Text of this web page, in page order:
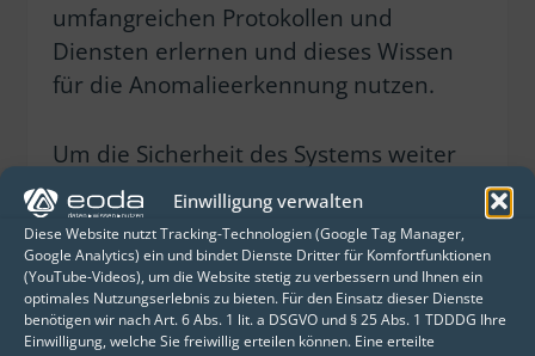
Einwilligung verwalten
Diese Website nutzt Tracking-Technologien (Google Tag Manager,
Google Analytics) ein und bindet Dienste Dritter für Komfortfunktionen
(YouTube-Videos), um die Website stetig zu verbessern und Ihnen ein
optimales Nutzungserlebnis zu bieten. Für den Einsatz dieser Dienste
benötigen wir nach Art. 6 Abs. 1 lit. a DSGVO und § 25 Abs. 1 TDDDG Ihre
Einwilligung, welche Sie freiwillig erteilen können. Eine erteilte
umfangreichen Protokollen und
Diensten erlernen und dieses Wissen
für die Anomalieerkennung nutzen.
Um die Sicherheit des Systems weiter
zu steigern, setzt eoda auf einen
Explainable-AI-Ansatz und damit auf
intuitiv verständliche Analysemodelle.
Dadurch können die Algorithmen von
Experten nachvollzogen, überprüft und